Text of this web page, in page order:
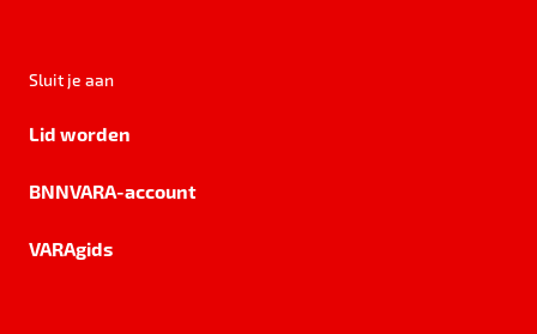
Sluit je aan
Lid worden
BNNVARA-account
VARAgids